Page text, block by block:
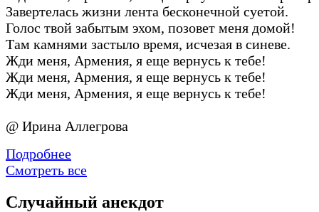
Завертелась жизни лента бесконечной суетой.
Голос твой забытым эхом, позовет меня домой!
Там камнями застыло время, исчезая в синеве.
Жди меня, Армения, я еще вернусь к тебе!
Жди меня, Армения, я еще вернусь к тебе!
Жди меня, Армения, я еще вернусь к тебе!
@ Ирина Аллегрова
Подробнее
Смотреть все
Случайный анекдот